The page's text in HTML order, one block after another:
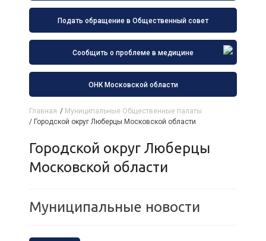
Подать обращение в Общественный совет
Сообщить о проблеме в медицине
ОНК Московской области
Главная / Муниципальные Общественные палаты
/ Городской округ Люберцы Московской области
Городской округ Люберцы
Московской области
Муниципальные новости